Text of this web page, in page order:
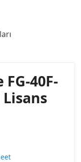
40F-
Lisans